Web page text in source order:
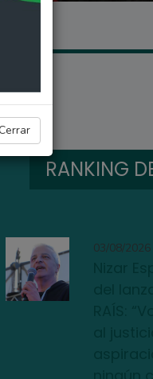
país
RANKING
03/08/2026